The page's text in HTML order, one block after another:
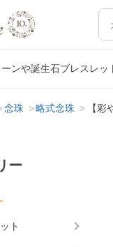
ンや誕生石ブレスレ
念珠 略式念珠 【
ー
ト